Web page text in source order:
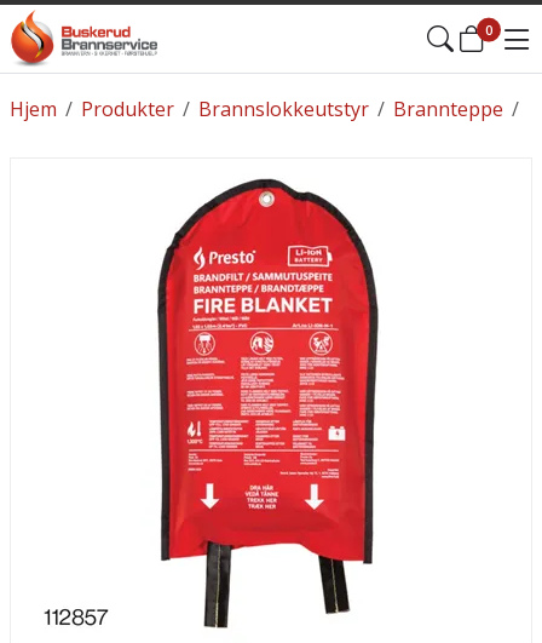
0
/
Hjem /
Produkter /
Brannslokkeutstyr /
Brannteppe